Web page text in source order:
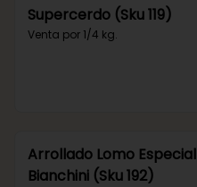
Supercerdo (Sku 119)
Venta por 1/4 kg.
Arrollado Lomo Especial
Bianchini (Sku 192)